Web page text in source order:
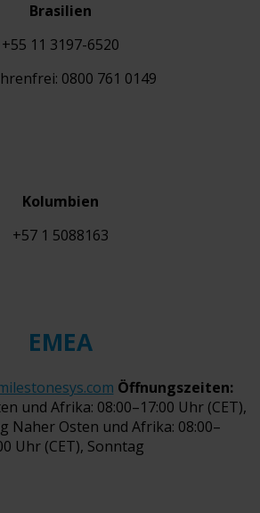
Brasilien
+55 11 3197-6520
0800 761 0149
Kolumbien
+57 1 5088163
EMEA
Öffnungszeiten:
und Afrika: 08:00–17:00 Uhr (CET),
Naher Osten und Afrika: 08:00–
Uhr (CET), Sonntag